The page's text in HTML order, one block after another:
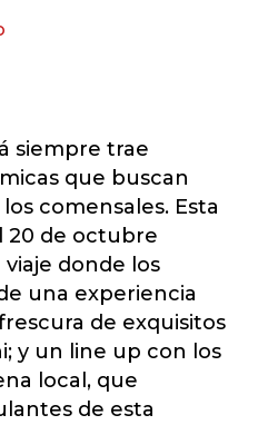
siempre trae
que buscan
comensales. Esta
20 de octubre
viaje donde los
una experiencia
de exquisitos
y un line up con los
local, que
de esta